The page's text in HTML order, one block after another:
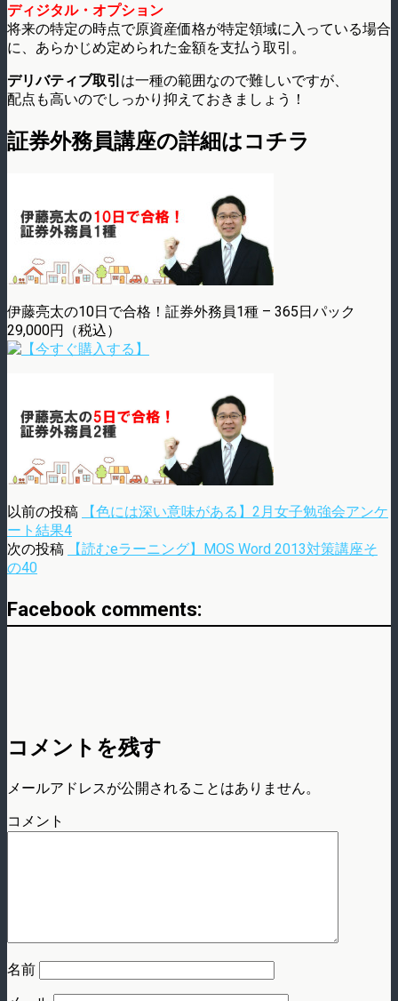
ディジタル・オプション
将来の特定の時点で原資産価格が特定領域に入っている場合
に、あらかじめ定められた金額を支払う取引。
デリバティブ取引 は一種の範囲なので難しいですが、
配点も高いのでしっかり抑えておきましょう！
証券外務員講座の詳細はコチラ
伊藤亮太の10日で合格！証券外務員1種 – 365日パック
29,000円（税込）
以前の投稿
【色には深い意味がある】2月女子勉強会アンケ
ート結果4
次の投稿
【読むeラーニング】MOS Word 2013対策講座そ
の40
Facebook comments:
コメントを残す
メールアドレスが公開されることはありません。
コメント
名前